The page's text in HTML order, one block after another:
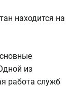
находится на
из
работа служб